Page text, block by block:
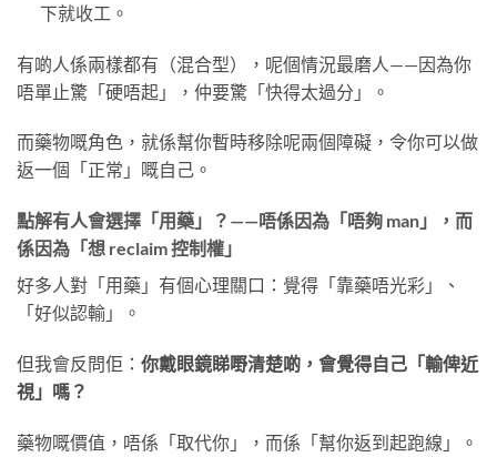
下就收工。
有啲人係兩樣都有（混合型），呢個情況最磨人——因為你
唔單止驚「硬唔起」，仲要驚「快得太過分」。
而藥物嘅角色，就係幫你暫時移除呢兩個障礙，令你可以做
返一個「正常」嘅自己。
點解有人會選擇「用藥」？——唔係因為「唔夠 man」，而
係因為「想 reclaim 控制權」
好多人對「用藥」有個心理關口：覺得「靠藥唔光彩」、
「好似認輸」。
但我會反問佢： 你戴眼鏡睇嘢清楚啲，會覺得自己「輸俾近
視」嗎？
藥物嘅價值，唔係「取代你」，而係「幫你返到起跑線」。